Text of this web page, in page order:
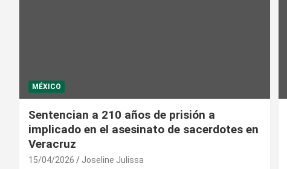
MÉXICO
Sentencian a 210 años de prisión a
implicado en el asesinato de sacerdotes en
Veracruz
15/04/2026 Joseline Julissa